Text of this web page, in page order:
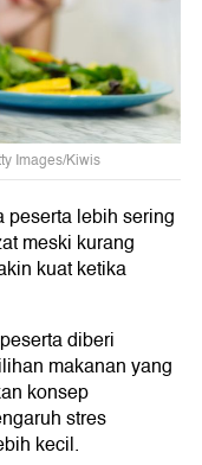
Images/Kiwis
lebih sering
meski kurang
kuat ketika
diberi
makanan yang
konsep
stres
kecil.